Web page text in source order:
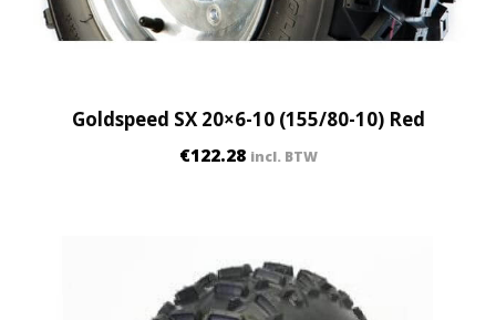
Goldspeed SX 20×6-10 (155/80-10) Red
€122.28 incl. BTW